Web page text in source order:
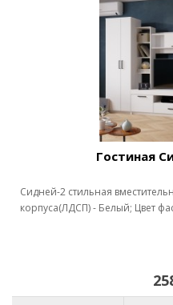
Гостиная
Сидней-2 стильная
корпуса(ЛДСП) - Белый; Цвет